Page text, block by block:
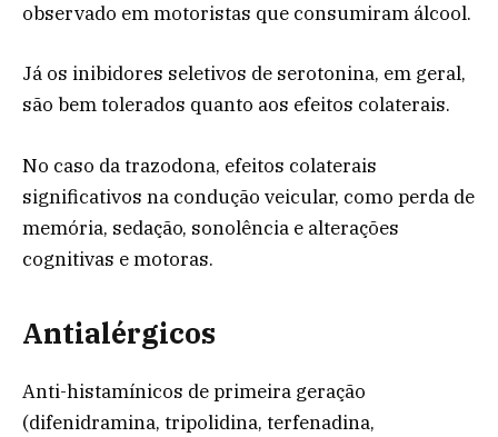
observado em motoristas que consumiram álcool.
Já os inibidores seletivos de serotonina, em geral,
são bem tolerados quanto aos efeitos colaterais.
No caso da trazodona, efeitos colaterais
significativos na condução veicular, como perda de
memória, sedação, sonolência e alterações
cognitivas e motoras.
Antialérgicos
Anti-histamínicos de primeira geração
(difenidramina, tripolidina, terfenadina,